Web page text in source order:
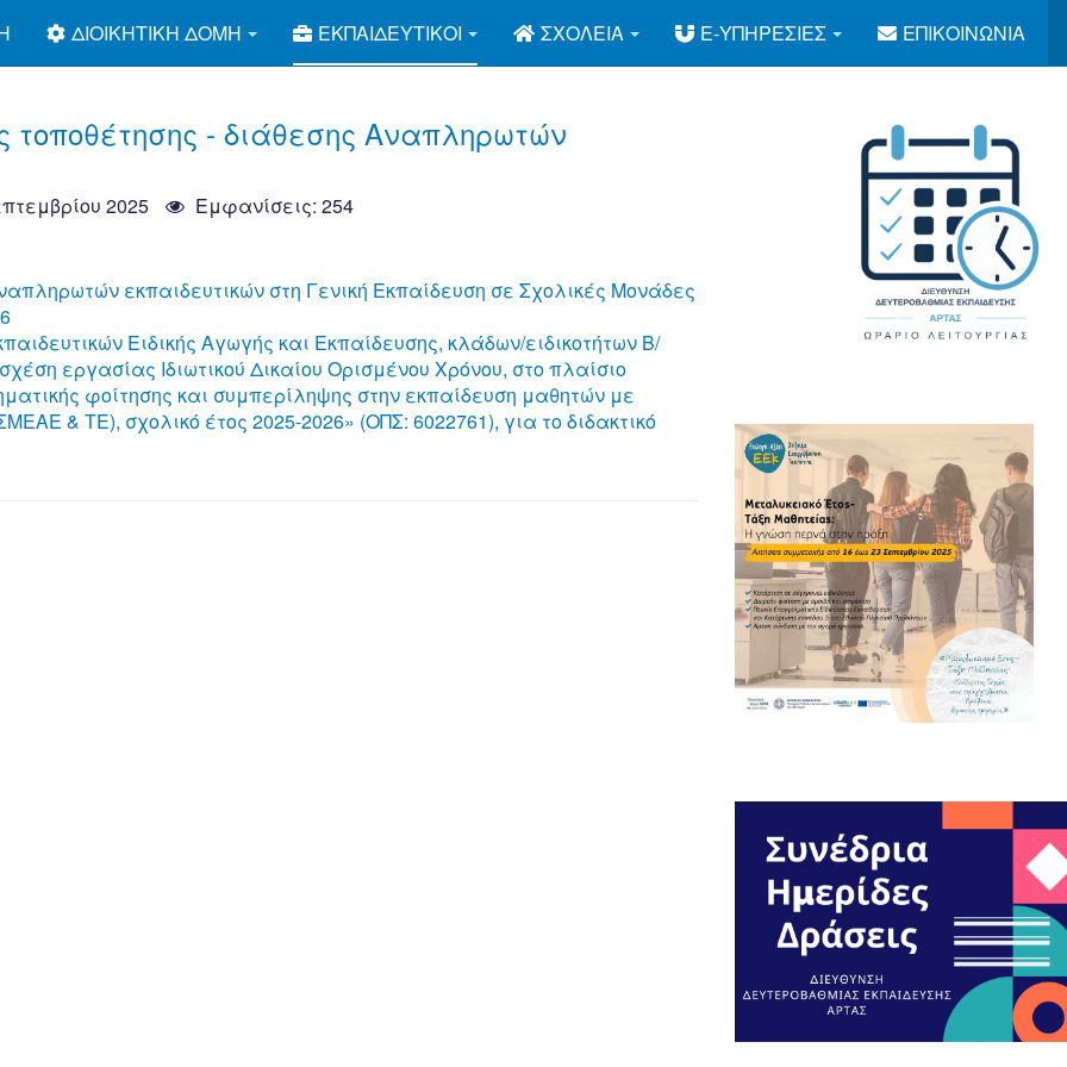
ΔΙΟΙΚΗΤΙΚΉ ΔΟΜΉ ΕΚΠΑΙΔΕΥΤΙΚΟΊ ΣΧΟΛΕΊΑ E-ΥΠΗΡΕΣΊΕΣ ΕΠΙΚΟΙΝΩΝΊΑ
τοποθέτησης - διάθεσης Αναπληρωτών
2025 Εμφανίσεις: 254
εκπαιδευτικών στη Γενική Εκπαίδευση σε Σχολικές Μονάδες
Ειδικής Αγωγής και Εκπαίδευσης, κλάδων/ειδικοτήτων Β/
εργασίας Ιδιωτικού Δικαίου Ορισμένου Χρόνου, στο πλαίσιο
φοίτησης και συμπερίληψης στην εκπαίδευση μαθητών με
& ΤΕ), σχολικό έτος 2025-2026» (ΟΠΣ: 6022761), για το διδακτικό
(30-9-2025)